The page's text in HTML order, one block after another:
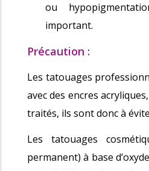
ou
important.
Précaution :
Les tatouages
avec des encres
traités, ils sont donc à
Les tatouages
permanent) à base